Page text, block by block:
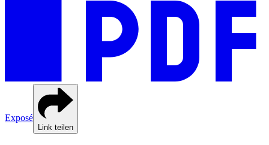
Exposé
Link teilen